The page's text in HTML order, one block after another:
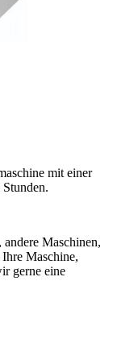
mit einer
Maschinen,
Maschine,
gerne eine